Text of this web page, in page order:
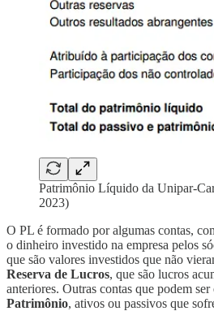
Patrimônio Líquido da Unipar-
2023)
O PL é formado por algumas contas,
o dinheiro investido na empresa pelos
que são valores investidos que não
Reserva de Lucros, que são lucros
anteriores. Outras contas que podem ser
Patrimônio, ativos ou passivos que